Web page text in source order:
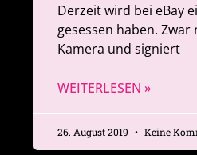
Derzeit wird bei eBay
gesessen haben.
Kamera und signiert
WEITERLESEN »
26. August 2019 Keine